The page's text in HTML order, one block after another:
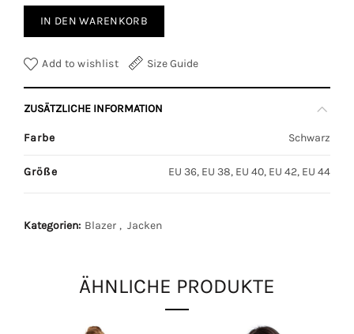
IN DEN WARENKORB
Add to wishlist Size Guide
ZUSÄTZLICHE INFORMATION
Farbe Schwarz
Größe EU 36, EU 38, EU 40, EU 42, EU 44
Kategorien: Blazer , Jacken
ÄHNLICHE PRODUKTE